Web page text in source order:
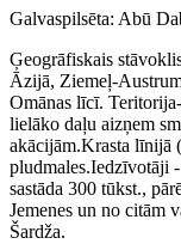
Galvaspilsēta: Abū
Ģeogrāfiskais
Āzijā, Ziemeļ-
Omānas līcī.
lielāko daļu aizņem
akācijām.Krasta līnijā
pludmales.Iedzīvotāji
sastāda 300 tūkst.,
Jemenes un no citām
Šardža.